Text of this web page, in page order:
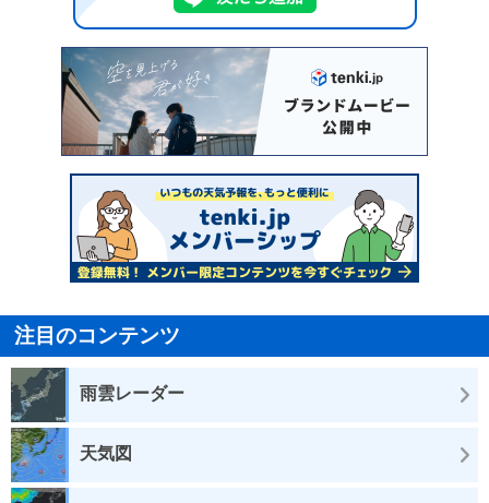
注目のコンテンツ
雨雲レーダー
天気図